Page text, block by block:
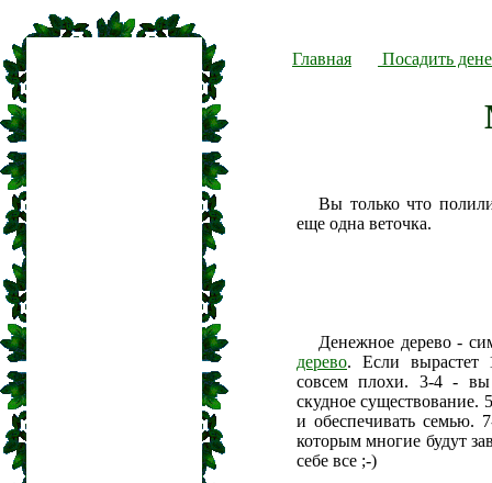
Главная Посадить
Вы только что
еще одна веточка.
Денежное дерево -
дерево. Если вырастет
совсем плохи. 3-4 - вы
скудное существование.
и обеспечивать семью.
которым многие будут
себе все ;-)